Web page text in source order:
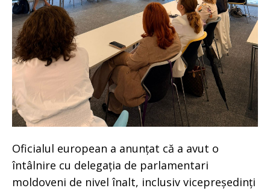
Oficialul european a anunțat că a avut o
întâlnire cu delegația de parlamentari
moldoveni de nivel înalt, inclusiv vicepreședinți